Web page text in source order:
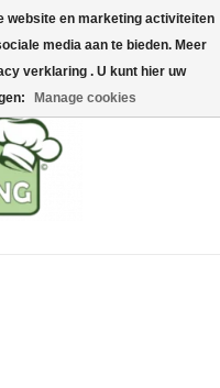
website en marketing activiteiten
media aan te bieden. Meer
verklaring . U kunt hier uw
Manage cookies